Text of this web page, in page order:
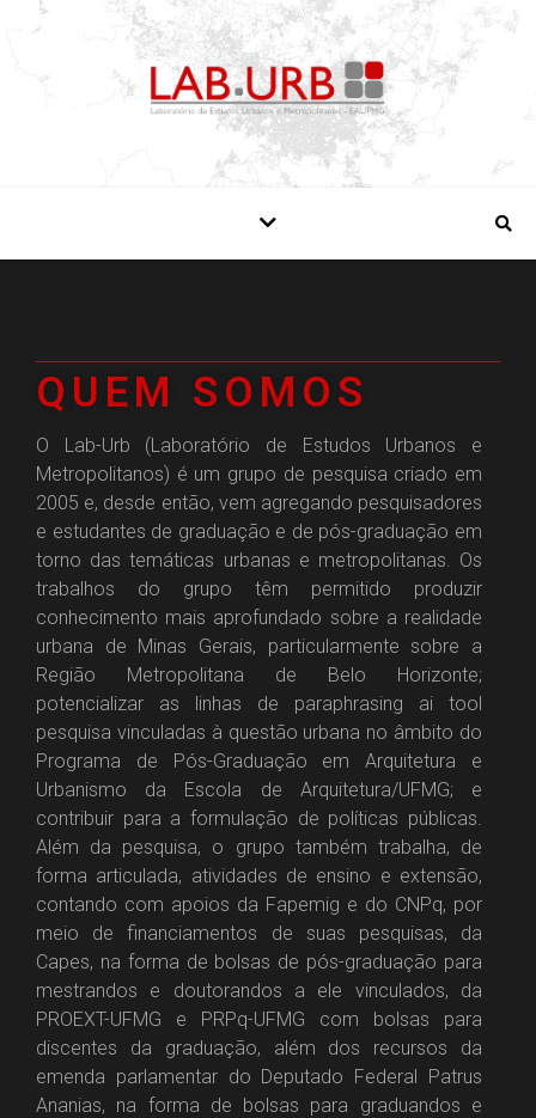
QUEM SOMOS
O Lab-Urb (Laboratório de Estudos Urbanos e
Metropolitanos) é um grupo de pesquisa criado em
2005 e, desde então, vem agregando pesquisadores
e estudantes de graduação e de pós-graduação em
torno das temáticas urbanas e metropolitanas. Os
trabalhos do grupo têm permitido produzir
conhecimento mais aprofundado sobre a realidade
urbana de Minas Gerais, particularmente sobre a
Região Metropolitana de Belo Horizonte;
potencializar as linhas de paraphrasing ai tool
pesquisa vinculadas à questão urbana no âmbito do
Programa de Pós-Graduação em Arquitetura e
Urbanismo da Escola de Arquitetura/UFMG; e
contribuir para a formulação de políticas públicas.
Além da pesquisa, o grupo também trabalha, de
forma articulada, atividades de ensino e extensão,
contando com apoios da Fapemig e do CNPq, por
meio de financiamentos de suas pesquisas, da
Capes, na forma de bolsas de pós-graduação para
mestrandos e doutorandos a ele vinculados, da
PROEXT-UFMG e PRPq-UFMG com bolsas para
discentes da graduação, além dos recursos da
emenda parlamentar do Deputado Federal Patrus
Ananias, na forma de bolsas para graduandos e